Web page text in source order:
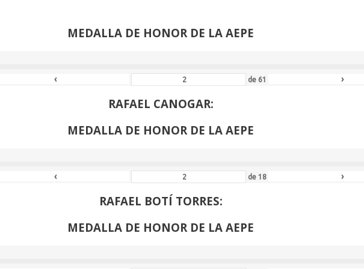
MEDALLA DE HONOR DE LA AEPE
‹ de 61 ›
RAFAEL CANOGAR:
MEDALLA DE HONOR DE LA AEPE
‹ de 18 ›
RAFAEL BOTÍ TORRES:
MEDALLA DE HONOR DE LA AEPE